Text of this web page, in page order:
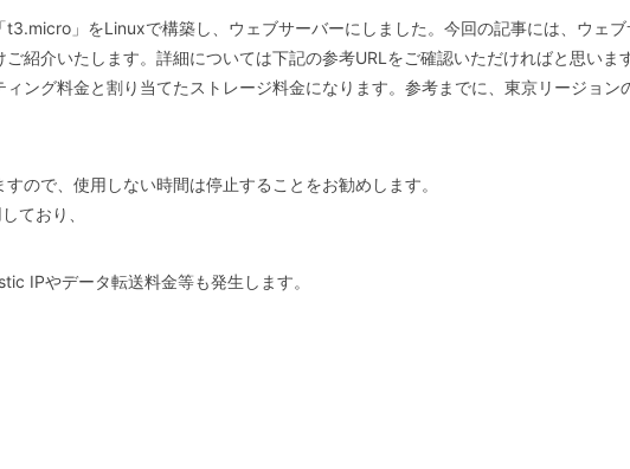
」をLinuxで構築し、ウェブサーバーにしました。今回の記事には、ウェ
紹介いたします。詳細については下記の参考URLをご確認いただければと思いま
ング料金と割り当てたストレージ料金になります。参考までに、東京リージョン
ので、使用しない時間は停止することをお勧めします。
ており、
IPやデータ転送料金等も発生します。